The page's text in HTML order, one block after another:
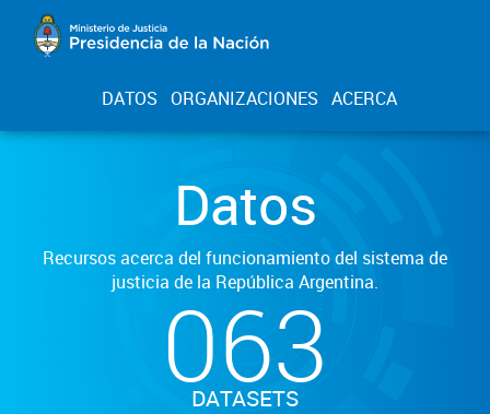
DATOS ORGANIZACIONES ACERCA
Datos
Recursos acerca del funcionamiento del sistema de
justicia de la República Argentina.
063
DATASETS